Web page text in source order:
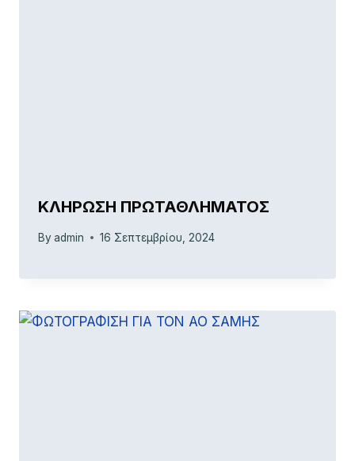
ΚΛΗΡΩΣΗ ΠΡΩΤΑΘΛΗΜΑΤΟΣ
By admin 16 Σεπτεμβρίου, 2024